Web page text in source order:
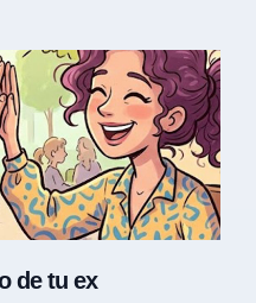
de tu ex